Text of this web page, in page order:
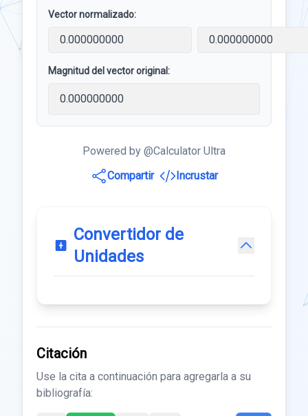
Vector normalizado:
Magnitud del vector original:
Powered by @Calculator Ultra
Compartir
Incrustar
Convertidor de
Unidades
Citación
Use la cita a continuación para agregarla a su
bibliografía: